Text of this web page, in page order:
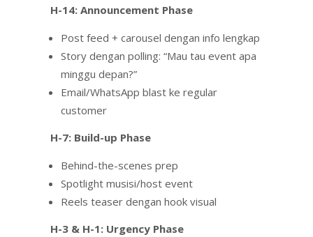
H-14: Announcement Phase
Post feed + carousel dengan info lengkap
Story dengan polling: “Mau tau event apa
minggu depan?”
Email/WhatsApp blast ke regular
customer
H-7: Build-up Phase
Behind-the-scenes prep
Spotlight musisi/host event
Reels teaser dengan hook visual
H-3 & H-1: Urgency Phase